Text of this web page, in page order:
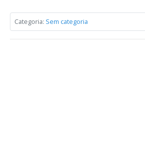
Categoria: Sem categoria